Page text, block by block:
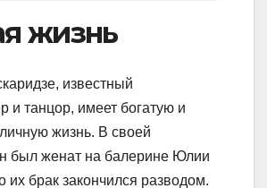
жизнь
известный
и танцор, имеет богатую и
жизнь. В своей
был женат на балерине Юлии
их брак закончился разводом.